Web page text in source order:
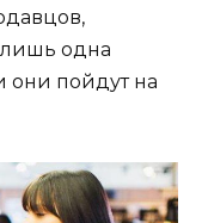
одна
они пойдут на